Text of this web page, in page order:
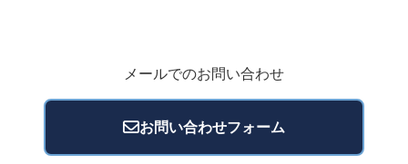
メールでのお問い合わせ
お問い合わせフォーム